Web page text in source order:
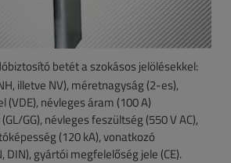
betét a szokásos jelölésekkel:
illetve NV), méretnagyság (2-es),
(VDE), névleges áram (100 A)
GG), névleges feszültség (550 V AC),
(120 kA), vonatkozó
DIN), gyártói megfelelőség jele (CE).